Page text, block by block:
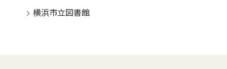
横浜市立図書館